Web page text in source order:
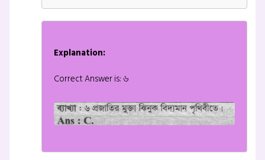
Explanation:
Correct Answer is: ৬